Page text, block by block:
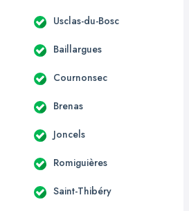
Usclas-du-Bosc
Baillargues
Cournonsec
Brenas
Joncels
Romiguières
Saint-Thibéry